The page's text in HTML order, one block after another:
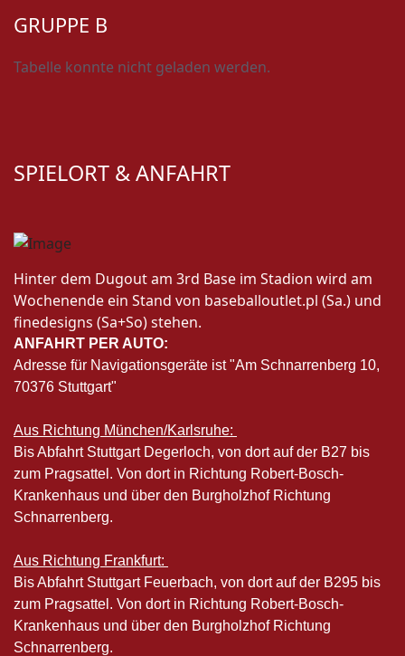
GRUPPE B
Tabelle konnte nicht geladen werden.
SPIELORT & ANFAHRT
Hinter dem Dugout am 3rd Base im Stadion wird am
Wochenende ein Stand von baseballoutlet.pl (Sa.) und
finedesigns (Sa+So) stehen.
ANFAHRT PER AUTO:
Adresse für Navigationsgeräte ist "Am Schnarrenberg 10,
70376 Stuttgart"
Aus Richtung München/Karlsruhe:
Bis Abfahrt Stuttgart Degerloch, von dort auf der B27 bis
zum Pragsattel. Von dort in Richtung Robert-Bosch-
Krankenhaus und über den Burgholzhof Richtung
Schnarrenberg.
Aus Richtung Frankfurt:
Bis Abfahrt Stuttgart Feuerbach, von dort auf der B295 bis
zum Pragsattel. Von dort in Richtung Robert-Bosch-
Krankenhaus und über den Burgholzhof Richtung
Schnarrenberg.